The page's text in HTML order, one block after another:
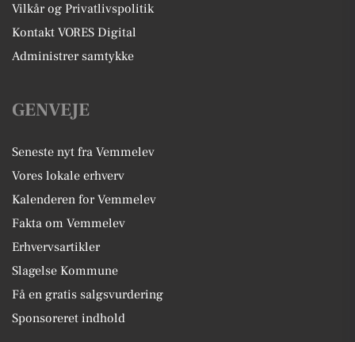
Vilkår og Privatlivspolitik
Kontakt VORES Digital
Administrer samtykke
GENVEJE
Seneste nyt fra Vemmelev
Vores lokale erhverv
Kalenderen for Vemmelev
Fakta om Vemmelev
Erhvervsartikler
Slagelse Kommune
Få en gratis salgsvurdering
Sponsoreret indhold